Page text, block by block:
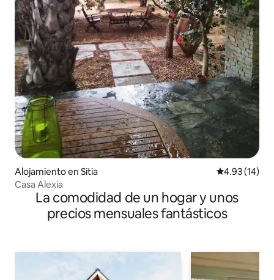
Alojamiento en Sitia Calificación
4.93 (14)
Casa Alexia
La comodidad de un hogar y unos
precios mensuales fantásticos